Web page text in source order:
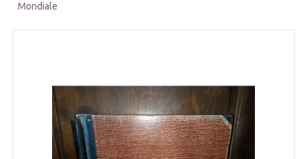
Mondiale